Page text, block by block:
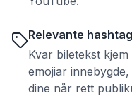
Relevante
Kvar biletekst
emojiar
dine når rett